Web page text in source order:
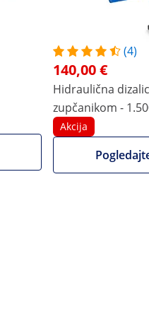
63 x 18 x 21 cm
(4)
140,00 €
Hidraulična
zupčanikom -
Akcija